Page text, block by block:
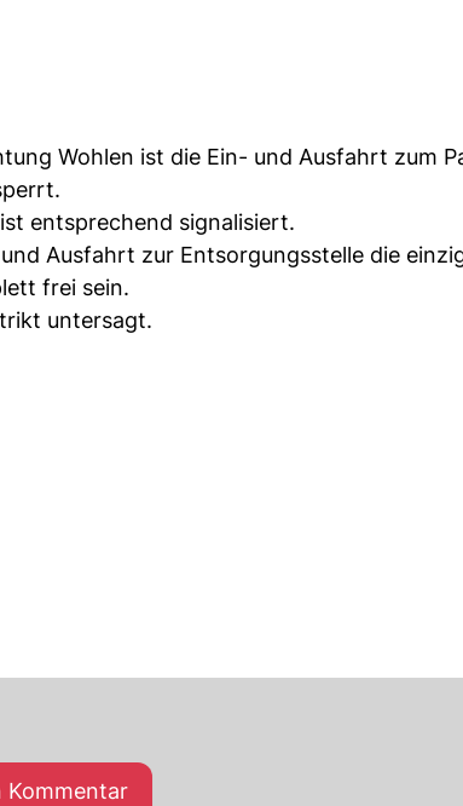
Wohlen ist die Ein- und Ausfahrt zum
entsprechend signalisiert.
Ausfahrt zur Entsorgungsstelle die
frei sein.
untersagt.
Kommentar